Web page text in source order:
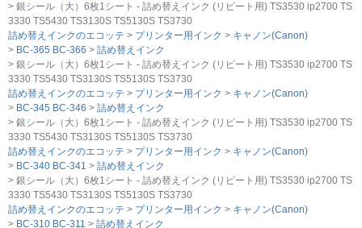
銀シール（大）6枚1シート - 詰め替えインク (リピート用) TS3530 ip2700 TS
3330 TS5430 TS3130S TS5130S TS3730
詰め替えインクのエコッテ
プリンター用インク
キャノン(Canon)
BC-365 BC-366
詰め替えインク
銀シール（大）6枚1シート - 詰め替えインク (リピート用) TS3530 ip2700 TS
3330 TS5430 TS3130S TS5130S TS3730
詰め替えインクのエコッテ
プリンター用インク
キャノン(Canon)
BC-345 BC-346
詰め替えインク
銀シール（大）6枚1シート - 詰め替えインク (リピート用) TS3530 ip2700 TS
3330 TS5430 TS3130S TS5130S TS3730
詰め替えインクのエコッテ
プリンター用インク
キャノン(Canon)
BC-340 BC-341
詰め替えインク
銀シール（大）6枚1シート - 詰め替えインク (リピート用) TS3530 ip2700 TS
3330 TS5430 TS3130S TS5130S TS3730
詰め替えインクのエコッテ
プリンター用インク
キャノン(Canon)
BC-310 BC-311
詰め替えインク